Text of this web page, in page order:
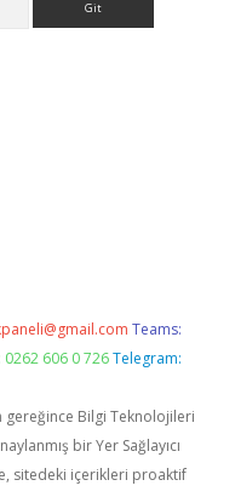
Teams:
606 0 726 Telegram:
gereğince Bilgi Teknolojileri
bir Yer Sağlayıcı
sitedeki içerikleri proaktif